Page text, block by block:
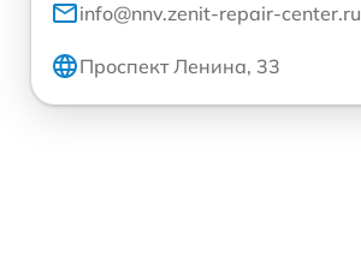
info@nnv.zenit-repair-center.ru
Проспект Ленина, 33